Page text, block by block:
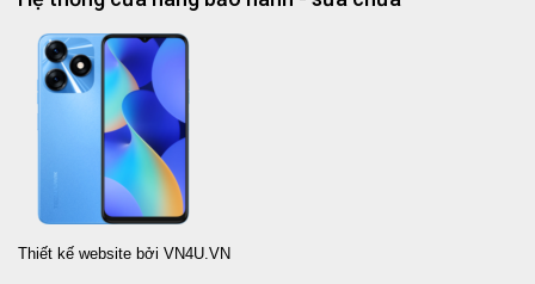
Thiết kế website bởi VN4U.VN